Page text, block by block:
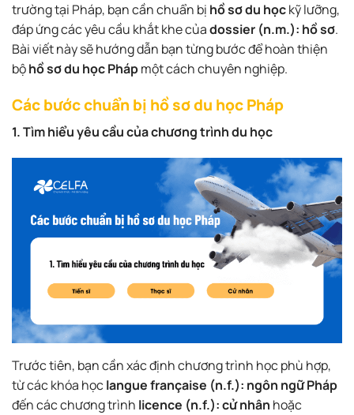
trường tại Pháp, bạn cần chuẩn bị hồ sơ du họckỹ lưỡng,
đáp ứng các yêu cầu khắt khe củadossier (n.m.): hồ sơ.
Bài viết này sẽ hướng dẫn bạn từng bước để hoàn thiện
bộhồ sơ du học Phápmột cách chuyên nghiệp.
Các bước chuẩn bị hồ sơ du học Pháp
1. Tìm hiểu yêu cầu của chương trình du học
Trước tiên, bạn cần xác định chương trình học phù hợp,
từ các khóa họclangue française (n.f.): ngôn ngữ Pháp
đến các chương trình licence (n.f.): cử nhân hoặc